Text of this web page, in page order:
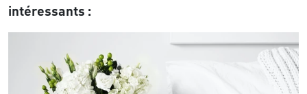
intéressants :